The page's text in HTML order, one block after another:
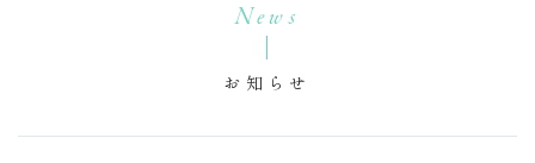
News
お知らせ